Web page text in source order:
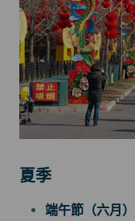
夏季
端午節（六月）